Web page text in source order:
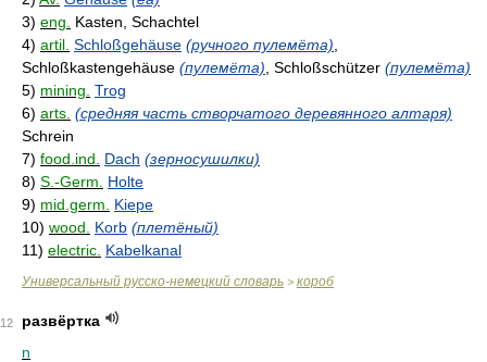
3) eng.
Kasten, Schachtel
4) artil. Schloßgehäuse (ручного пулемёта)
Schloßkastengehäuse (пулемёта) , Schloßschützer (пулемёта)
5) mining. Trog
6) arts. (средняя часть створчатого деревянного алтаря)
Schrein
7) food.ind. Dach (зерносушилки)
8) S.-Germ.
Holte
9) mid.germ.
Kiepe
10) wood. Korb (плетёный)
11) electric. Kabelkanal
Универсальный русско-немецкий словарь > короб
12
развёртка
n